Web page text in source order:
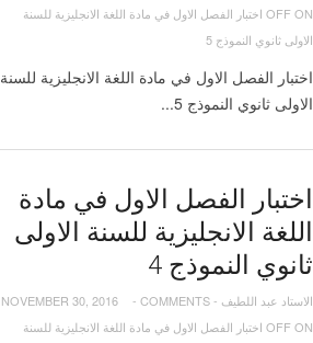
OFF ON اختبار الفصل الاول في مادة اللغة الانجليزية للسنة
الاولى ثانوي النموذج 5
اختبار الفصل الاول في مادة اللغة الانجليزية للسنة
الاولى ثانوي النموذج 5...
اختبار الفصل الاول في مادة
اللغة الانجليزية للسنة الاولى
ثانوي النموذج 4
الاستاد عبد اللطيف -
NOVEMBER 30, 2016 - COMMENTS
OFF ON اختبار الفصل الاول في مادة اللغة الانجليزية للسنة